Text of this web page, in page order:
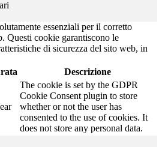
essenziali per il corretto
Questi cookie garantiscono le
di sicurezza del sito web, in
Descrizione
The cookie is set by the GDPR
Cookie Consent plugin to store
whether or not the user has
consented to the use of cookies. It
does not store any personal data.